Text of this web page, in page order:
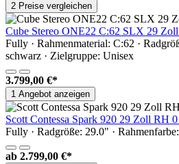
2 Preise vergleichen
Cube Stereo ONE22 C:62 SLX 29
Fully · Rahmenmaterial: C:62 ·
schwarz · Zielgruppe: Unisex
3.799,00 €*
1 Angebot anzeigen
Scott Contessa Spark 920 29 Zoll RH
Fully · Radgröße: 29.0" ·
ab 2.799,00 €*